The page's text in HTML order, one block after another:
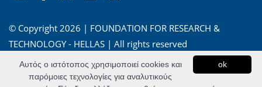
© Copyright 2026 | FOUNDATION FOR RESEARCH &
TECHNOLOGY - HELLAS | All rights reserved
'Οροι Χρήσης|Πολιτική Απορρήτου ok
Αυτός ο ιστότοπος χρησιμοποιεί cookies και
παρόμοιες τεχνολογίες για αναλυτικούς